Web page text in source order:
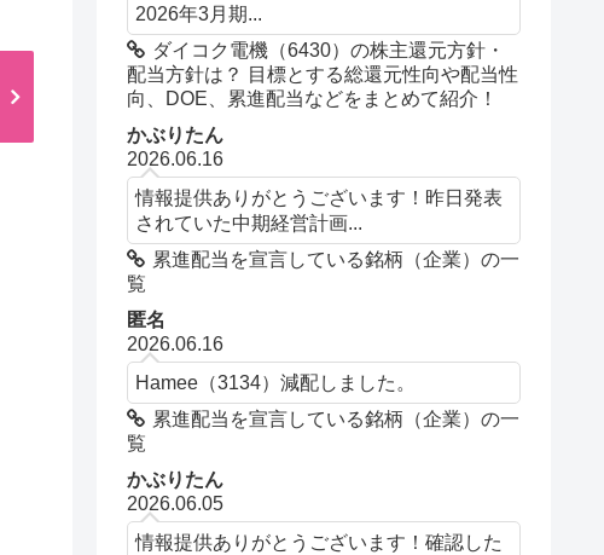
2026年3月期...
ダイコク電機（6430）の株主還元方針・
配当方針は？ 目標とする総還元性向や配当性
向、DOE、累進配当などをまとめて紹介！
かぶりたん
2026.06.16
情報提供ありがとうございます！昨日発表
されていた中期経営計画...
累進配当を宣言している銘柄（企業）の一
覧
匿名
2026.06.16
Hamee（3134）減配しました。
累進配当を宣言している銘柄（企業）の一
覧
かぶりたん
2026.06.05
情報提供ありがとうございます！確認した